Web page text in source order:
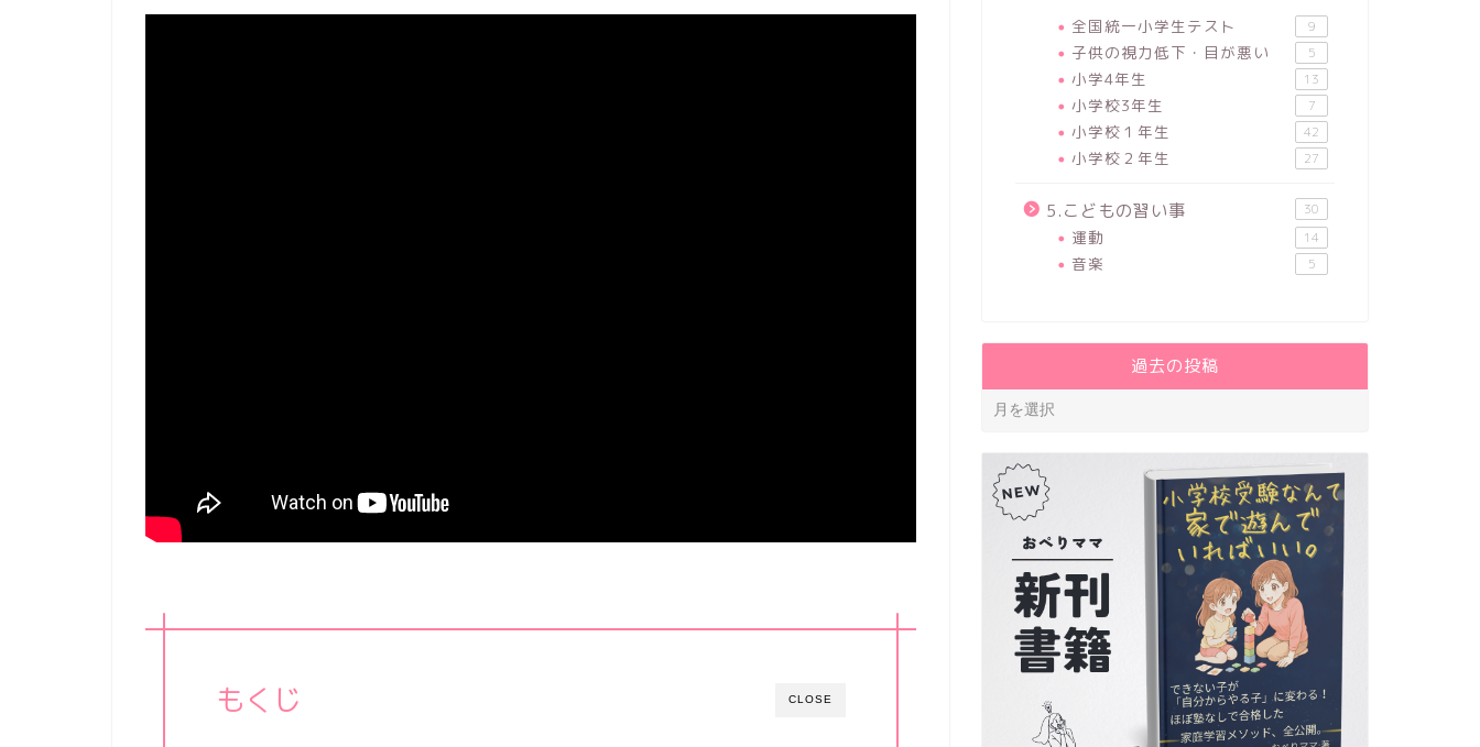
CLOSE
もくじ
全国統一小学生テスト 9
子供の視力低下・目が悪い 5
小学4年生 13
小学校3年生 7
小学校１年生 42
小学校２年生 27
5.こどもの習い事 30
運動 14
音楽 5
過去の投稿